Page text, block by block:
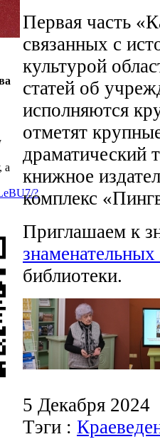
а
?
Первая часть
связанных с
культурой
статей об
исполняются
отметят
драматический
книжное
комплекс
Приглашаем к
библиотеки.
5 Декабря
Тэги :